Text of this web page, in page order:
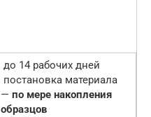
до 14 рабочих дней
постановка материала
— по мере накопления
образцов